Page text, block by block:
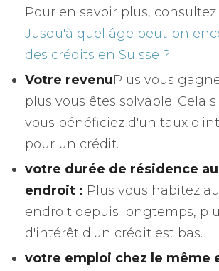
Pour en savoir plus,
Jusqu'à quel âge peut-on
des crédits en Suisse ?
Votre revenuPlus vous
plus vous êtes solvable. Cela
vous bénéficiez d'un taux
pour un crédit.
votre durée de résidence
endroit : Plus vous habitez
endroit depuis longtemps,
d'intérêt d'un crédit est bas.
votre emploi chez le même